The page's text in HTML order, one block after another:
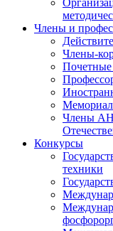
Члены и
Члены-
Мемориал
Члены АН
Конкурсы
техники